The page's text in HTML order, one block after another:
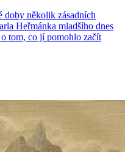
několik zásadních
Heřmánka mladšího dnes
tom, co jí pomohlo začít